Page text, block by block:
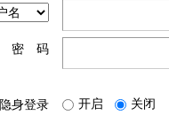
密 码
隐身登录 开启 关闭